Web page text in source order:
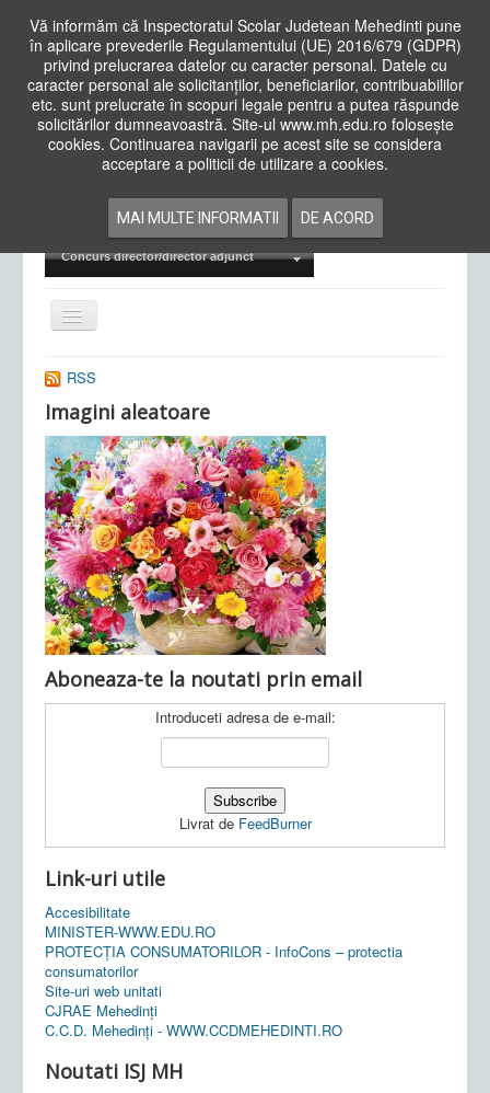
Vă informăm că Inspectoratul Scolar Judetean Mehedinti pune
în aplicare prevederile Regulamentului (UE) 2016/679 (GDPR)
privind prelucrarea datelor cu caracter personal. Datele cu
caracter personal ale solicitanților, beneficiarilor, contribuabililor
etc. sunt prelucrate în scopuri legale pentru a putea răspunde
solicitărilor dumneavoastră. Site-ul www.mh.edu.ro folosește
cookies. Continuarea navigarii pe acest site se considera
acceptare a politicii de utilizare a cookies.
MAI MULTE INFORMATII DE ACORD
Cauta
in
siteAcasa Cadre Didactice
Examene Naționale
Concurs director/director adjunct
Comută
navigarea
Ultimele articole: Vi, 04.11.2022 -Inspectoratul Școlar
Județean Mehedinți
RSS
Imagini aleatoare
Aboneaza-te la noutati prin email
Introduceti adresa de e-mail:
Livrat de FeedBurner
Link-uri utile
Accesibilitate
MINISTER-WWW.EDU.RO
PROTECȚIA CONSUMATORILOR - InfoCons – protectia
consumatorilor
Site-uri web unitati
CJRAE Mehedinți
C.C.D. Mehedinţi - WWW.CCDMEHEDINTI.RO
Noutati ISJ MH